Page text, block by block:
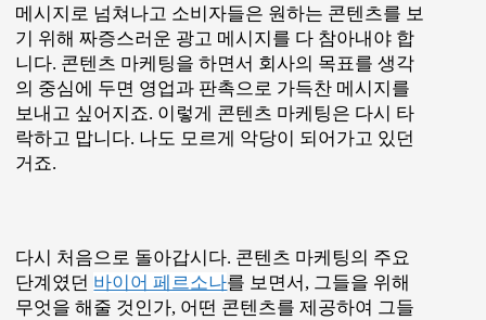
메시지로 넘쳐나고 소비자들은 원하는 콘텐츠를 보
기 위해 짜증스러운 광고 메시지를 다 참아내야 합
니다. 콘텐츠 마케팅을 하면서 회사의 목표를 생각
의 중심에 두면 영업과 판촉으로 가득찬 메시지를
보내고 싶어지죠. 이렇게 콘텐츠 마케팅은 다시 타
락하고 맙니다. 나도 모르게 악당이 되어가고 있던
거죠.
다시 처음으로 돌아갑시다. 콘텐츠 마케팅의 주요
단계였던 바이어 페르소나를 보면서, 그들을 위해
무엇을 해줄 것인가, 어떤 콘텐츠를 제공하여 그들